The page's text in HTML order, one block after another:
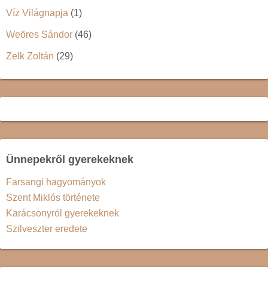
Víz Világnapja (1)
Weöres Sándor (46)
Zelk Zoltán (29)
Ünnepekről gyerekeknek
Farsangi hagyományok
Szent Miklós története
Karácsonyról gyerekeknek
Szilveszter eredete